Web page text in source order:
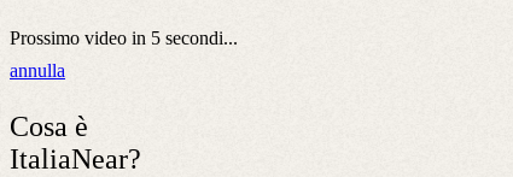
Prossimo video in 5 secondi...
annulla
Cosa è
ItaliaNear?